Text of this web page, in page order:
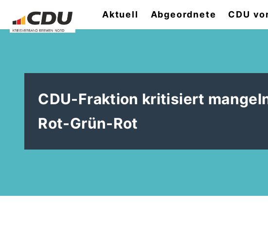
Aktuell Abgeordnete CDU
CDU-Fraktion kritisiert
Rot-Grün-Rot